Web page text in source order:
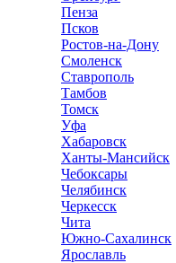
Пенза
Псков
Ростов-на-Дону
Смоленск
Ставрополь
Тамбов
Томск
Уфа
Хабаровск
Ханты-Мансийск
Чебоксары
Челябинск
Черкесск
Чита
Южно-Сахалинск
Ярославль